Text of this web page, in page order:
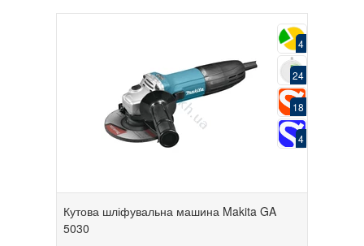
4
24
18
4
Кутова шліфувальна машина Makita GA
5030